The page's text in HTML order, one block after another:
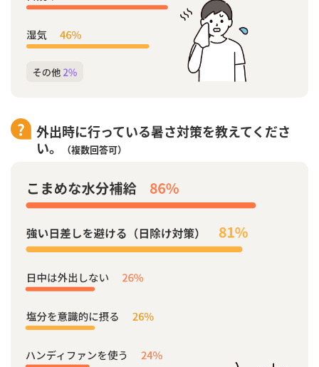
外出時に行っている暑さ対策を教えてくださ
い。
（複数回答可）